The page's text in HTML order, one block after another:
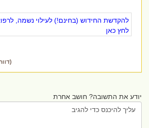
להקדשת החידוש (בחינם!) לעילוי נשמה,
לחץ כאן
(דווח
יודע את התשובה? חושב אחרת